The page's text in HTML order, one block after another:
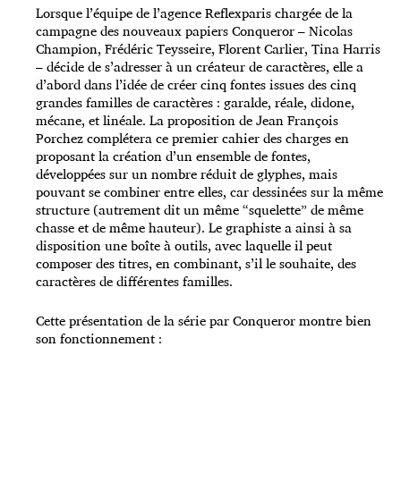
Lorsque l’équipe de l’agence Reflexparis chargée de la
campagne des nouveaux papiers Conqueror – Nicolas
Champion, Frédéric Teysseire, Florent Carlier, Tina Harris
– décide de s’adresser à un créateur de caractères, elle a
d’abord dans l’idée de créer cinq fontes issues des cinq
grandes familles de caractères : garalde, réale, didone,
mécane, et linéale. La proposition de Jean François
Porchez complétera ce premier cahier des charges en
proposant la création d’un ensemble de fontes,
développées sur un nombre réduit de glyphes, mais
pouvant se combiner entre elles, car dessinées sur la même
structure (autrement dit un même “squelette” de même
chasse et de même hauteur). Le graphiste a ainsi à sa
disposition une boîte à outils, avec laquelle il peut
composer des titres, en combinant, s’il le souhaite, des
caractères de différentes familles.
Cette présentation de la série par Conqueror montre bien
son fonctionnement :